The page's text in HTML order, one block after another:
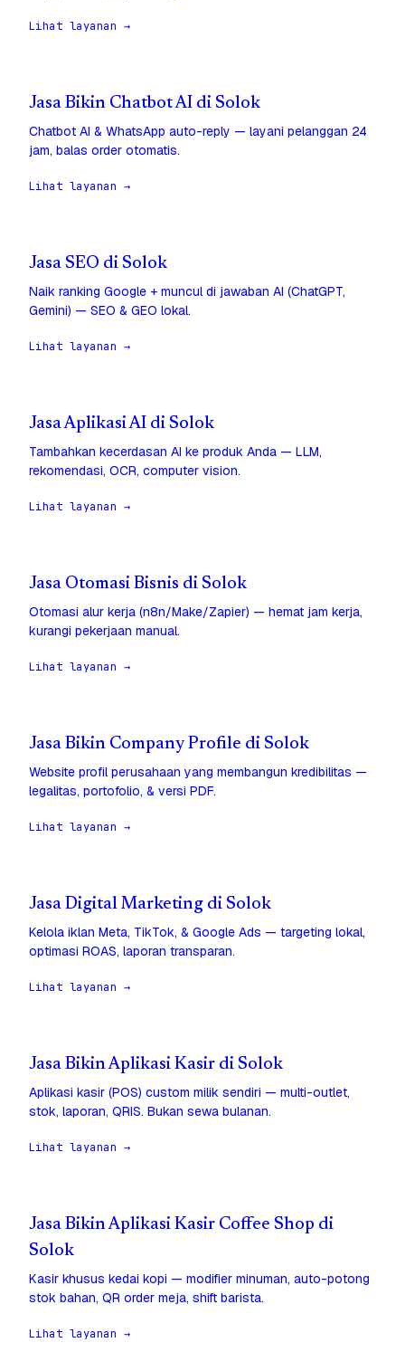
Lihat layanan →
Jasa Bikin Chatbot AI di Solok
Chatbot AI & WhatsApp auto-reply — layani pelanggan 24
jam, balas order otomatis.
Lihat layanan →
Jasa SEO di Solok
Naik ranking Google + muncul di jawaban AI (ChatGPT,
Gemini) — SEO & GEO lokal.
Lihat layanan →
Jasa Aplikasi AI di Solok
Tambahkan kecerdasan AI ke produk Anda — LLM,
rekomendasi, OCR, computer vision.
Lihat layanan →
Jasa Otomasi Bisnis di Solok
Otomasi alur kerja (n8n/Make/Zapier) — hemat jam kerja,
kurangi pekerjaan manual.
Lihat layanan →
Jasa Bikin Company Profile di Solok
Website profil perusahaan yang membangun kredibilitas —
legalitas, portofolio, & versi PDF.
Lihat layanan →
Jasa Digital Marketing di Solok
Kelola iklan Meta, TikTok, & Google Ads — targeting lokal,
optimasi ROAS, laporan transparan.
Lihat layanan →
Jasa Bikin Aplikasi Kasir di Solok
Aplikasi kasir (POS) custom milik sendiri — multi-outlet,
stok, laporan, QRIS. Bukan sewa bulanan.
Lihat layanan →
Jasa Bikin Aplikasi Kasir Coffee Shop di
Solok
Kasir khusus kedai kopi — modifier minuman, auto-potong
stok bahan, QR order meja, shift barista.
Lihat layanan →